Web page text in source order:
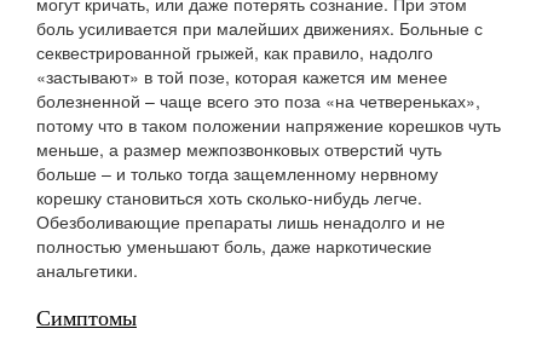
боль усиливается при малейших движениях. Больные с
секвестрированной грыжей, как правило, надолго
«застывают» в той позе, которая кажется им менее
болезненной – чаще всего это поза «на четвереньках»,
потому что в таком положении напряжение корешков чуть
меньше, а размер межпозвонковых отверстий чуть
больше – и только тогда защемленному нервному
корешку становиться хоть сколько-нибудь легче.
Обезболивающие препараты лишь ненадолго и не
полностью уменьшают боль, даже наркотические
анальгетики.
Симптомы